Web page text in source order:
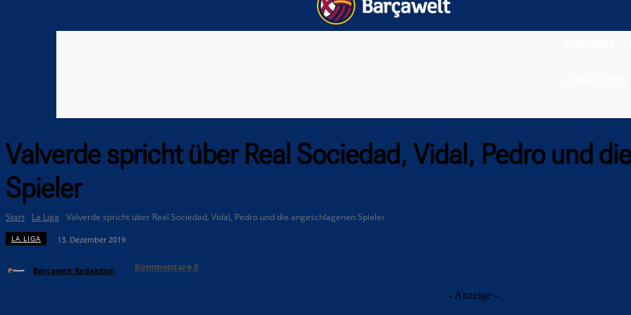
Valverde spricht über Real Sociedad, Vidal, Pedro und
Spieler
Start La Liga Valverde spricht über Real Sociedad, Vidal, Pedro und die angeschlagenen Spieler
LA LIGA 13. Dezember 2019
Barçawelt Redaktion Kommentare0
- Anzeige -